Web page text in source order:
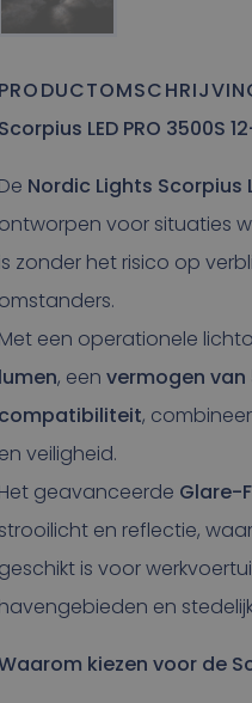
Scorpius LED PRO 3500S
De Nordic Lights Scorpius
ontworpen voor situaties
is zonder het risico op
omstanders.
Met een operationele
lumen, eenvermogen van
compatibiliteit,
en veiligheid.
Het geavanceerde Glare-
strooilicht en reflectie,
geschikt is voor
havengebieden en
kiezen voor de